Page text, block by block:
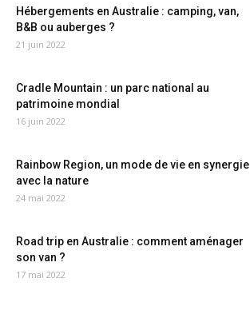
Hébergements en Australie : camping, van,
B&B ou auberges ?
21 juin 2022
Cradle Mountain : un parc national au
patrimoine mondial
16 juin 2022
Rainbow Region, un mode de vie en synergie
avec la nature
24 mai 2022
Road trip en Australie : comment aménager
son van ?
17 mai 2022